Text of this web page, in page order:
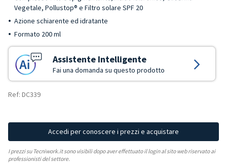
Vegetale, Pollustop® e Filtro solare SPF 20
Azione schiarente ed idratante
Formato 200 ml
Assistente Intelligente
Fai una domanda su questo prodotto
Ref: DC339
Accedi per conoscere i prezzi e acquistare
I prezzi su Tecniwork.it sono visibili dopo aver effettuato il login al sito web riservato ai
professionisti del settore.